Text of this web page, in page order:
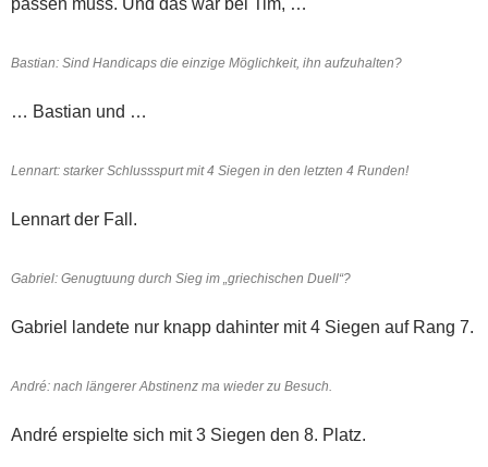
Bastian: Sind Handicaps die einzige Möglichkeit, ihn aufzuhalten?
… Bastian und …
Lennart: starker Schlussspurt mit 4 Siegen in den letzten 4 Runden!
Lennart der Fall.
Gabriel: Genugtuung durch Sieg im „griechischen Duell“?
Gabriel landete nur knapp dahinter mit 4 Siegen auf Rang 7.
André: nach längerer Abstinenz ma wieder zu Besuch.
André erspielte sich mit 3 Siegen den 8. Platz.